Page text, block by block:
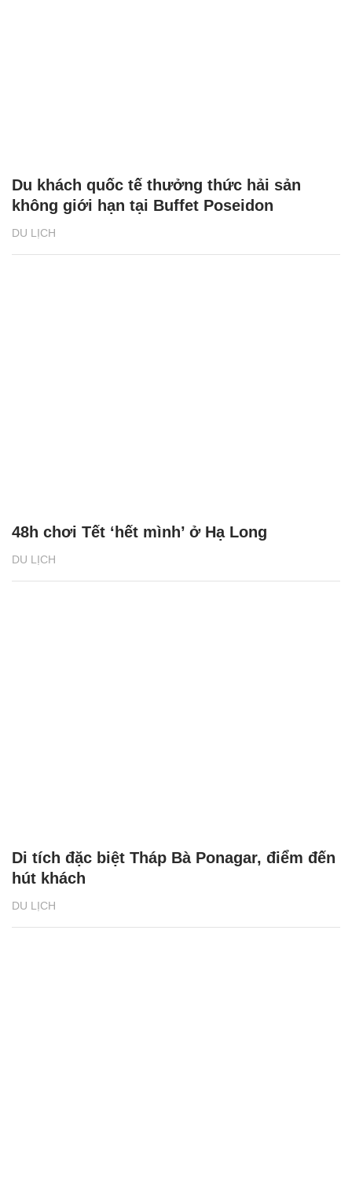
DU LỊCH
Du khách quốc tế thưởng thức hải sản
không giới hạn tại Buffet Poseidon
DU LỊCH
48h chơi Tết ‘hết mình’ ở Hạ Long
DU LỊCH
Di tích đặc biệt Tháp Bà Ponagar, điểm đến
hút khách